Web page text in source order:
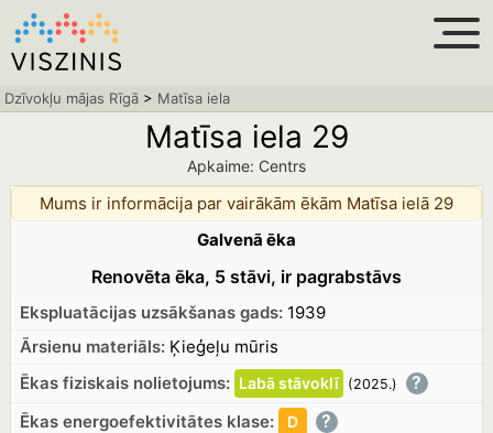
Dzīvokļu mājas Rīgā > Matīsa iela
Matīsa iela 29
Apkaime: Centrs
Mums ir informācija par vairākām ēkām Matīsa ielā 29
Galvenā ēka
Renovēta ēka, 5 stāvi, ir pagrabstāvs
Ekspluatācijas uzsākšanas gads:1939
Ārsienu materiāls:Ķieģeļu mūris
Ēkas fiziskais nolietojums: Labāstāvoklī (2025.) ?
Ēkas energoefektivitātes klase: D ?